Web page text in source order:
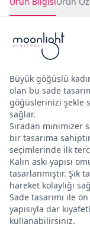
Büyük göğüslü
olan bu sade
göğüslerinizi şekle
sağlar.
Sıradan minimizer
bir tasarıma
seçimlerinde ilk
Kalın askı yapısı
tasarlanmıştır. Şık
hareket kolaylığı
Sade tasarımı ile
yapısıyla dar
kullanabilirsiniz.